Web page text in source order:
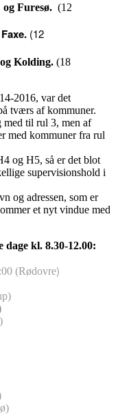
og Furesø. (12
(12
Kolding. (18
2016, var det
tværs af kommuner.
med til rul 3, men af
med kommuner fra rul
og H5, så er det blot
supervisionshold i
og adressen, som er
et nyt vindue med
kl. 8.30-12.00:
(Rødovre)